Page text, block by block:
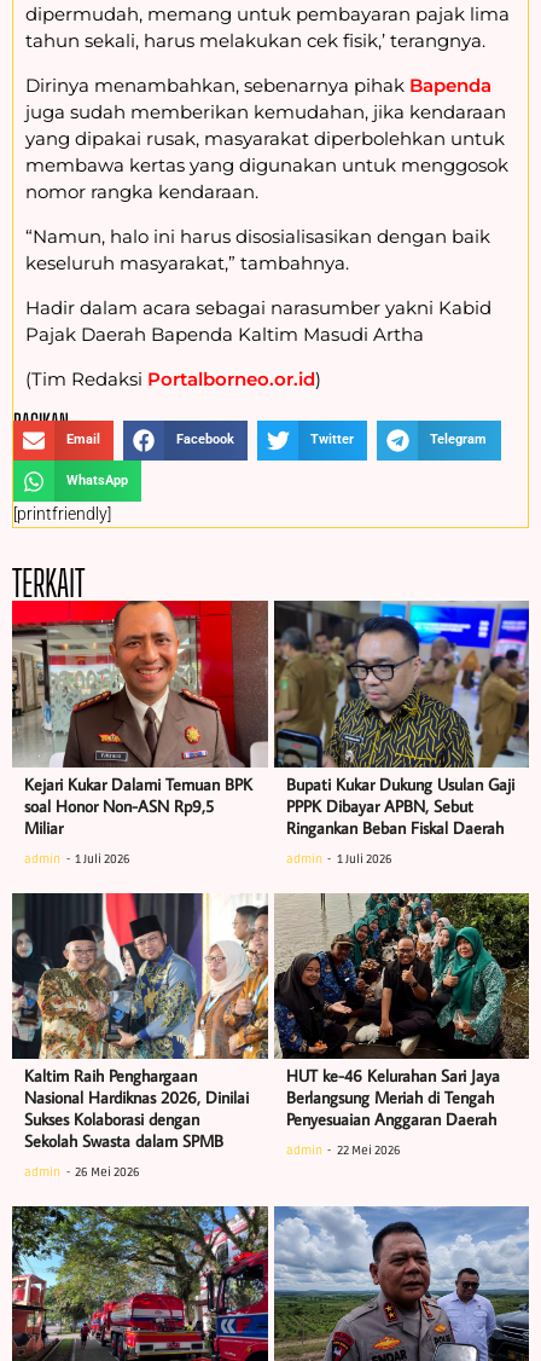
dipermudah, memang untuk pembayaran pajak lima
tahun sekali, harus melakukan cek fisik,’ terangnya.
Dirinya menambahkan, sebenarnya pihak Bapenda
juga sudah memberikan kemudahan, jika kendaraan
yang dipakai rusak, masyarakat diperbolehkan untuk
membawa kertas yang digunakan untuk menggosok
nomor rangka kendaraan.
“Namun, halo ini harus disosialisasikan dengan baik
keseluruh masyarakat,” tambahnya.
Hadir dalam acara sebagai narasumber yakni Kabid
Pajak Daerah Bapenda Kaltim Masudi Artha
(Tim Redaksi Portalborneo.or.id)
BAGIKAN :
Email Facebook Twitter Telegram
WhatsApp
[printfriendly]
TERKAIT
Kejari Kukar Dalami Temuan BPK
soal Honor Non-ASN Rp9,5
Miliar
admin 1 Juli 2026
Bupati Kukar Dukung Usulan Gaji
PPPK Dibayar APBN, Sebut
Ringankan Beban Fiskal Daerah
admin 1 Juli 2026
Kaltim Raih Penghargaan
Nasional Hardiknas 2026, Dinilai
Sukses Kolaborasi dengan
Sekolah Swasta dalam SPMB
admin 26 Mei 2026
HUT ke-46 Kelurahan Sari Jaya
Berlangsung Meriah di Tengah
Penyesuaian Anggaran Daerah
admin 22 Mei 2026